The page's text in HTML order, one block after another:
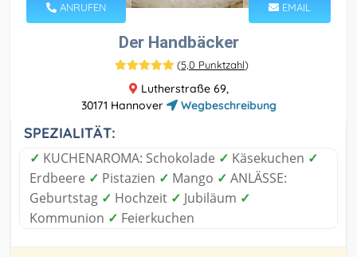
ANRUFEN EMAIL
Der Handbäcker
(5,0 Punktzahl)
Lutherstraße 69,
30171 Hannover
Wegbeschreibung
SPEZIALITÄT:
✓ KUCHENAROMA: Schokolade ✓ Käsekuchen ✓
Erdbeere ✓ Pistazien ✓ Mango ✓ ANLÄSSE:
Geburtstag ✓ Hochzeit ✓ Jubiläum ✓
Kommunion ✓ Feierkuchen